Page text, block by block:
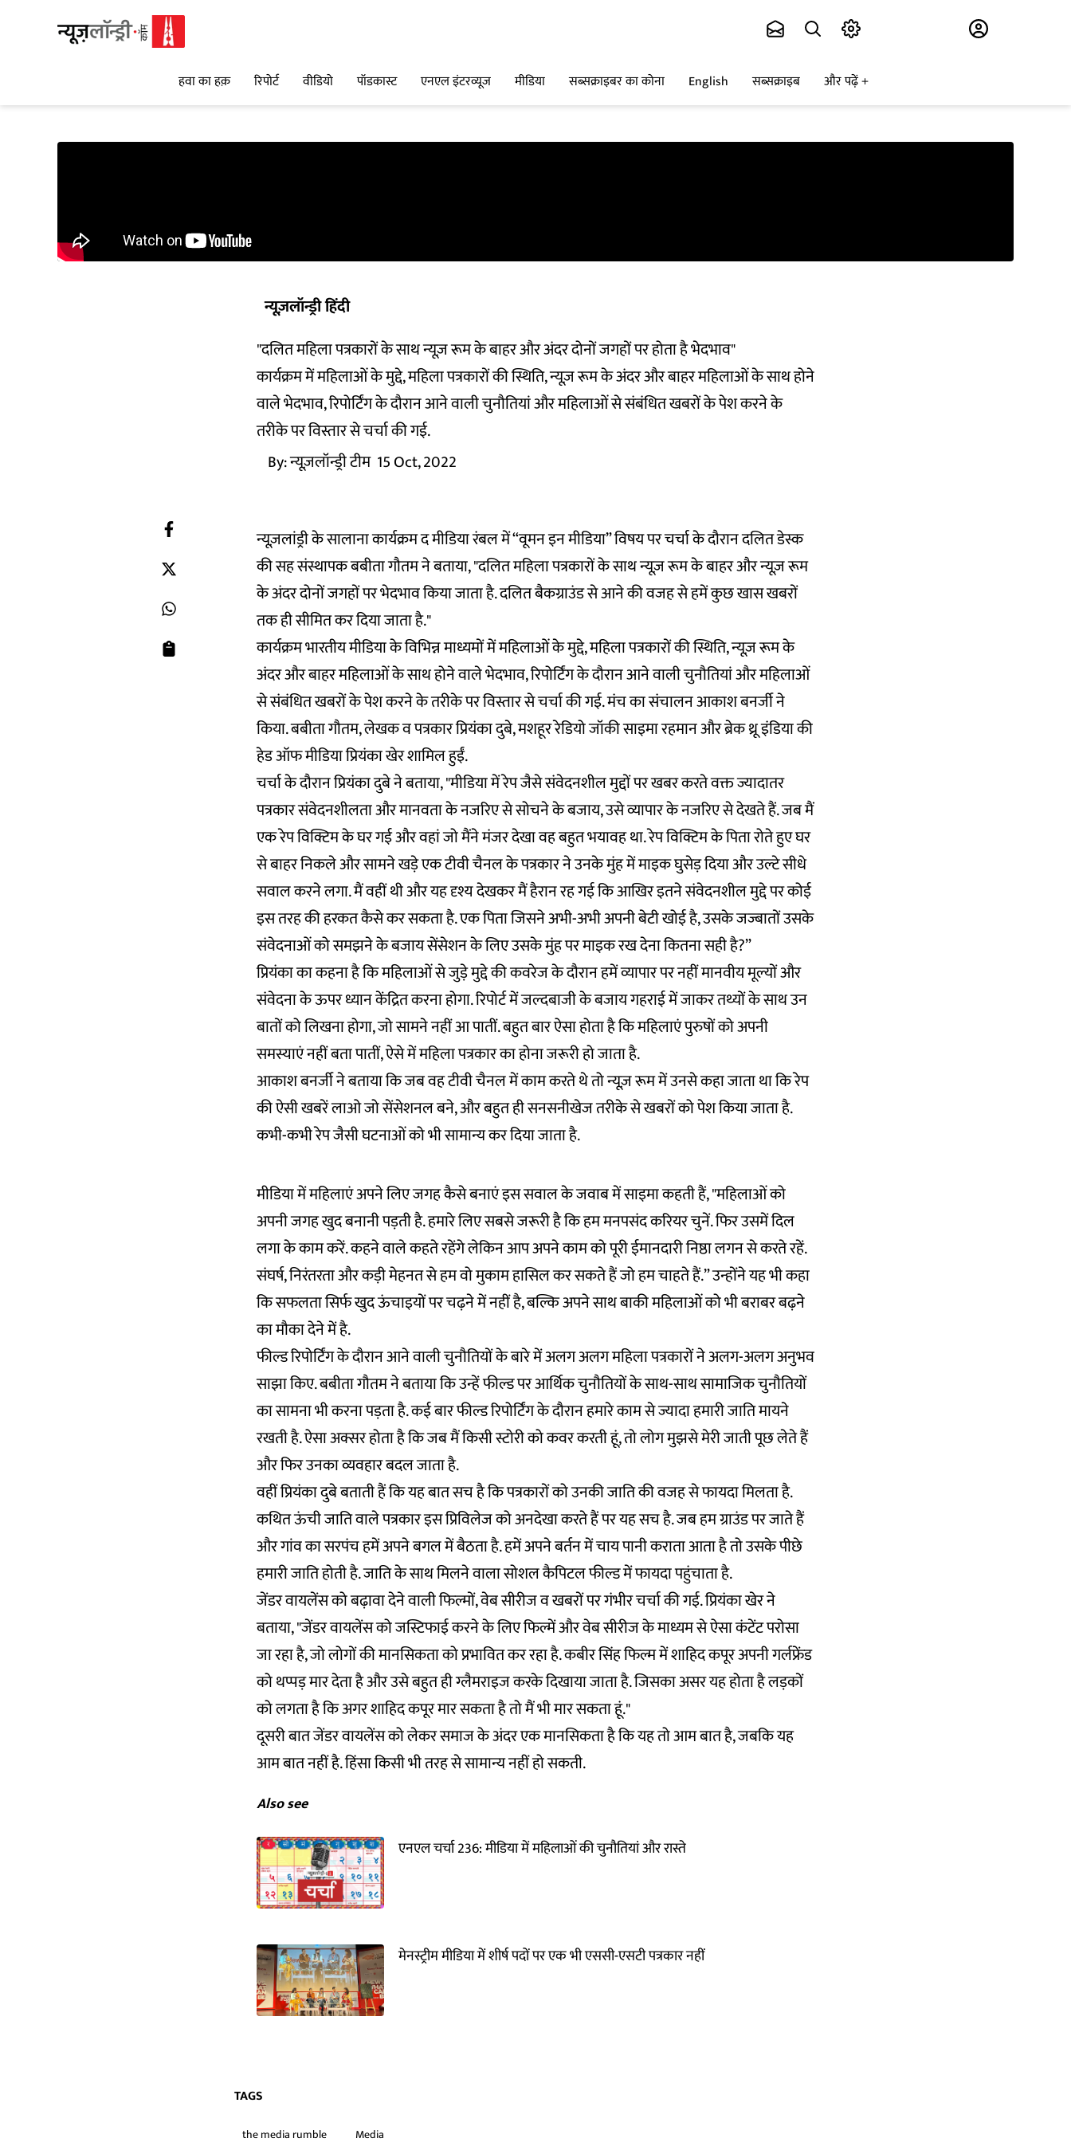
हवा का हक़ रिपोर्ट वीडियो पॉडकास्ट एनएल इंटरव्यूज मीडिया सब्सक्राइबर का कोना English सब्सक्राइब और पढ़ें
न्यूज़लॉन्ड्री हिंदी
"दलित महिला पत्रकारों के साथ न्यूज़ रूम के बाहर और अंदर दोनों जगहों पर होता है भेदभाव"
कार्यक्रम में महिलाओं के मुद्दे, महिला पत्रकारों की स्थिति, न्यूज़ रूम के अंदर और बाहर महिलाओं के साथ होने
वाले भेदभाव, रिपोर्टिंग के दौरान आने वाली चुनौतियां और महिलाओं से संबंधित खबरों के पेश करने के
तरीके पर विस्तार से चर्चा की गई.
By:न्यूज़लॉन्ड्री टीम 15 Oct, 2022
न्यूज़लांड्री के सालाना कार्यक्रम द मीडिया रंबल में “वूमन इन मीडिया” विषय पर चर्चा के दौरान दलित डेस्क
की सह संस्थापक बबीता गौतम ने बताया, "दलित महिला पत्रकारों के साथ न्यूज़ रूम के बाहर और न्यूज़ रूम
के अंदर दोनों जगहों पर भेदभाव किया जाता है. दलित बैकग्राउंड से आने की वजह से हमें कुछ खास खबरों
तक ही सीमित कर दिया जाता है."
कार्यक्रम भारतीय मीडिया के विभिन्न माध्यमों में महिलाओं के मुद्दे, महिला पत्रकारों की स्थिति, न्यूज़ रूम के
अंदर और बाहर महिलाओं के साथ होने वाले भेदभाव, रिपोर्टिंग के दौरान आने वाली चुनौतियां और महिलाओं
से संबंधित खबरों के पेश करने के तरीके पर विस्तार से चर्चा की गई. मंच का संचालन आकाश बनर्जी ने
किया. बबीता गौतम, लेखक व पत्रकार प्रियंका दुबे, मशहूर रेडियो जॉकी साइमा रहमान और ब्रेक थ्रू इंडिया की
हेड ऑफ मीडिया प्रियंका खेर शामिल हुईं.
चर्चा के दौरान प्रियंका दुबे ने बताया, "मीडिया में रेप जैसे संवेदनशील मुद्दों पर खबर करते वक्त ज्यादातर
पत्रकार संवेदनशीलता और मानवता के नजरिए से सोचने के बजाय, उसे व्यापार के नजरिए से देखते हैं. जब मैं
एक रेप विक्टिम के घर गई और वहां जो मैंने मंजर देखा वह बहुत भयावह था. रेप विक्टिम के पिता रोते हुए घर
से बाहर निकले और सामने खड़े एक टीवी चैनल के पत्रकार ने उनके मुंह में माइक घुसेड़ दिया और उल्टे सीधे
सवाल करने लगा. मैं वहीं थी और यह दृश्य देखकर मैं हैरान रह गई कि आखिर इतने संवेदनशील मुद्दे पर कोई
इस तरह की हरकत कैसे कर सकता है. एक पिता जिसने अभी-अभी अपनी बेटी खोई है, उसके जज्बातों उसके
संवेदनाओं को समझने के बजाय सेंसेशन के लिए उसके मुंह पर माइक रख देना कितना सही है?”
प्रियंका का कहना है कि महिलाओं से जुड़े मुद्दे की कवरेज के दौरान हमें व्यापार पर नहीं मानवीय मूल्यों और
संवेदना के ऊपर ध्यान केंद्रित करना होगा. रिपोर्ट में जल्दबाजी के बजाय गहराई में जाकर तथ्यों के साथ उन
बातों को लिखना होगा, जो सामने नहीं आ पातीं. बहुत बार ऐसा होता है कि महिलाएं पुरुषों को अपनी
समस्याएं नहीं बता पातीं, ऐसे में महिला पत्रकार का होना जरूरी हो जाता है.
आकाश बनर्जी ने बताया कि जब वह टीवी चैनल में काम करते थे तो न्यूज़ रूम में उनसे कहा जाता था कि रेप
की ऐसी खबरें लाओ जो सेंसेशनल बने, और बहुत ही सनसनीखेज तरीके से खबरों को पेश किया जाता है.
कभी-कभी रेप जैसी घटनाओं को भी सामान्य कर दिया जाता है.
मीडिया में महिलाएं अपने लिए जगह कैसे बनाएं इस सवाल के जवाब में साइमा कहती हैं, "महिलाओं को
अपनी जगह खुद बनानी पड़ती है. हमारे लिए सबसे जरूरी है कि हम मनपसंद करियर चुनें. फिर उसमें दिल
लगा के काम करें. कहने वाले कहते रहेंगे लेकिन आप अपने काम को पूरी ईमानदारी निष्ठा लगन से करते रहें.
संघर्ष, निरंतरता और कड़ी मेहनत से हम वो मुकाम हासिल कर सकते हैं जो हम चाहते हैं.” उन्होंने यह भी कहा
कि सफलता सिर्फ खुद ऊंचाइयों पर चढ़ने में नहीं है, बल्कि अपने साथ बाकी महिलाओं को भी बराबर बढ़ने
का मौका देने में है.
फील्ड रिपोर्टिंग के दौरान आने वाली चुनौतियों के बारे में अलग अलग महिला पत्रकारों ने अलग-अलग अनुभव
साझा किए. बबीता गौतम ने बताया कि उन्हें फील्ड पर आर्थिक चुनौतियों के साथ-साथ सामाजिक चुनौतियों
का सामना भी करना पड़ता है. कई बार फील्ड रिपोर्टिंग के दौरान हमारे काम से ज्यादा हमारी जाति मायने
रखती है. ऐसा अक्सर होता है कि जब मैं किसी स्टोरी को कवर करती हूं, तो लोग मुझसे मेरी जाती पूछ लेते हैं
और फिर उनका व्यवहार बदल जाता है.
वहीं प्रियंका दुबे बताती हैं कि यह बात सच है कि पत्रकारों को उनकी जाति की वजह से फायदा मिलता है.
कथित ऊंची जाति वाले पत्रकार इस प्रिविलेज को अनदेखा करते हैं पर यह सच है. जब हम ग्राउंड पर जाते हैं
और गांव का सरपंच हमें अपने बगल में बैठता है. हमें अपने बर्तन में चाय पानी कराता आता है तो उसके पीछे
हमारी जाति होती है. जाति के साथ मिलने वाला सोशल कैपिटल फील्ड में फायदा पहुंचाता है.
जेंडर वायलेंस को बढ़ावा देने वाली फिल्मों, वेब सीरीज व खबरों पर गंभीर चर्चा की गई. प्रियंका खेर ने
बताया, "जेंडर वायलेंस को जस्टिफाई करने के लिए फिल्में और वेब सीरीज के माध्यम से ऐसा कंटेंट परोसा
जा रहा है, जो लोगों की मानसिकता को प्रभावित कर रहा है. कबीर सिंह फिल्म में शाहिद कपूर अपनी गर्लफ्रेंड
को थप्पड़ मार देता है और उसे बहुत ही ग्लैमराइज करके दिखाया जाता है. जिसका असर यह होता है लड़कों
को लगता है कि अगर शाहिद कपूर मार सकता है तो मैं भी मार सकता हूं."
दूसरी बात जेंडर वायलेंस को लेकर समाज के अंदर एक मानसिकता है कि यह तो आम बात है, जबकि यह
आम बात नहीं है. हिंसा किसी भी तरह से सामान्य नहीं हो सकती.
Also see
एनएल चर्चा 236: मीडिया में महिलाओं की चुनौतियां और रास्ते
मेनस्ट्रीम मीडिया में शीर्ष पदों पर एक भी एससी-एसटी पत्रकार नहीं
TAGS
the media rumble Media